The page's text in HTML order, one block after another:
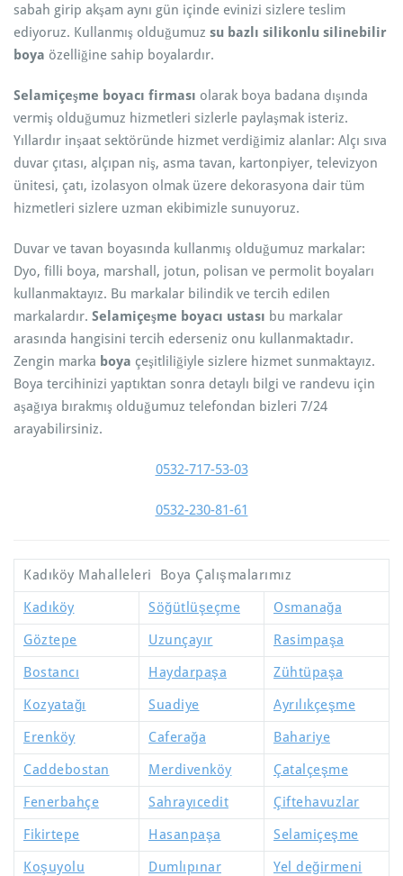
sabah girip akşam aynı gün içinde evinizi sizlere teslim
ediyoruz. Kullanmış olduğumuz su bazlı silikonlu silinebilir
boya özelliğine sahip boyalardır.
Selamiçeşme boyacı firması olarak boya badana dışında
vermiş olduğumuz hizmetleri sizlerle paylaşmak isteriz.
Yıllardır inşaat sektöründe hizmet verdiğimiz alanlar: Alçı sıva
duvar çıtası, alçıpan niş, asma tavan, kartonpiyer, televizyon
ünitesi, çatı, izolasyon olmak üzere dekorasyona dair tüm
hizmetleri sizlere uzman ekibimizle sunuyoruz.
Duvar ve tavan boyasında kullanmış olduğumuz markalar:
Dyo, filli boya, marshall, jotun, polisan ve permolit boyaları
kullanmaktayız. Bu markalar bilindik ve tercih edilen
markalardır. Selamiçeşme boyacı ustası bu markalar
arasında hangisini tercih ederseniz onu kullanmaktadır.
Zengin marka boya çeşitliliğiyle sizlere hizmet sunmaktayız.
Boya tercihinizi yaptıktan sonra detaylı bilgi ve randevu için
aşağıya bırakmış olduğumuz telefondan bizleri 7/24
arayabilirsiniz.
0532-717-53-03
0532-230-81-61
Kadıköy Mahalleleri Boya Çalışmalarımız
Kadıköy
Söğütlüşeçme
Osmanağa
Göztepe
Uzunçayır
Rasimpaşa
Bostancı
Haydarpaşa
Zühtüpaşa
Kozyatağı
Suadiye
Ayrılıkçeşme
Erenköy
Caferağa
Bahariye
Caddebostan
Merdivenköy
Çatalçeşme
Fenerbahçe
Sahrayıcedit
Çiftehavuzlar
Fikirtepe
Hasanpaşa
Selamiçeşme
Koşuyolu
Dumlıpınar
Yel değirmeni